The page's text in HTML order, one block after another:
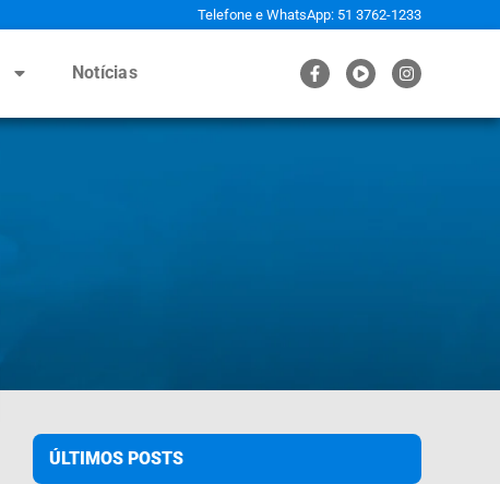
Telefone e WhatsApp: 51 3762-1233
Notícias
ÚLTIMOS POSTS